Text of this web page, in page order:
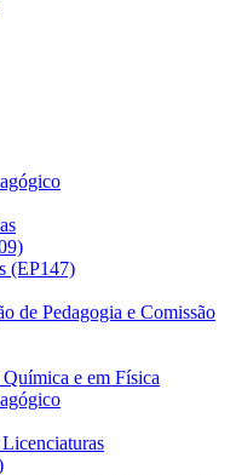
(EP147)
de Pedagogia e Comissão
e em Física